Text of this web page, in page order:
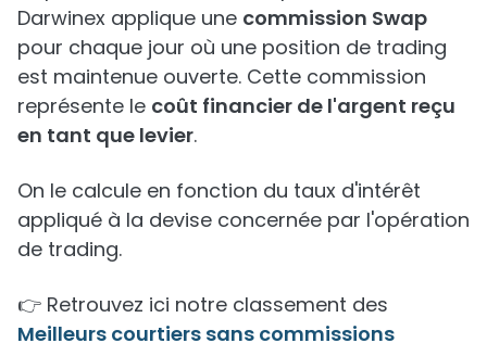
Darwinex applique une commission Swap
pour chaque jour où une position de trading
est maintenue ouverte. Cette commission
représente le coût financier de l'argent reçu
en tant que levier.
On le calcule en fonction du taux d'intérêt
appliqué à la devise concernée par l'opération
de trading.
👉 Retrouvez ici notre classement des
Meilleurs courtiers sans commissions